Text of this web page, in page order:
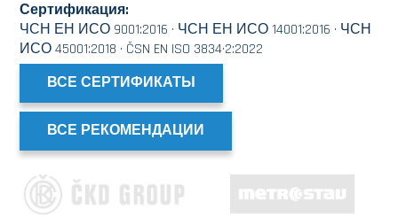
Сертификация:
ЧСН ЕН ИСО 9001:2016 · ЧСН ЕН ИСО 14001:2016 · ЧСН
ИСО 45001:2018 · ČSN EN ISO 3834·2:2022
ВСЕ СЕРТИФИКАТЫ
ВСЕ РЕКОМЕНДАЦИИ